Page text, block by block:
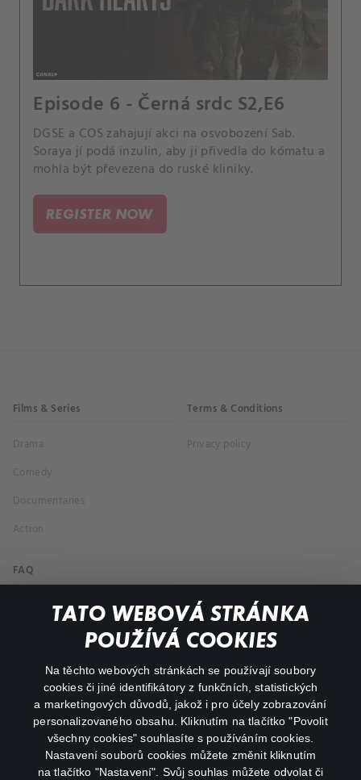
TATO WEBOVÁ STRÁNKA
POUŽÍVÁ COOKIES
Na těchto webových stránkách se používají soubory
cookies či jiné identifikátory z funkčních, statistických
a marketingových důvodů, jakož i pro účely zobrazování
personalizovaného obsahu. Kliknutím na tlačítko "Povolit
všechny cookies" souhlasíte s používáním cookies.
Nastavení souborů cookies můžete změnit kliknutím
na tlačítko "Nastavení". Svůj souhlas můžete odvolat či
Episode 6 - Černá srdc S2,E6
DGSE a COS zahajují akci na osvobození Sab.
Soraya jí podá inzulin, aby ji přivedla do kómatu a
mohla být převezena do ruské kliniky.
REGISTER NOW
Films & Series
Drama
Comedy
Documentaries
Action
Terms & Conditions
Privacy policy
FAQ
My profile
facebookinstagram
youtube